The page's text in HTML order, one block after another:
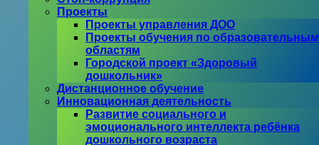
Проекты
Проекты управления ДОО
Проекты обучения по образовательным
областям
Городской проект «Здоровый
дошкольник»
Дистанционное обучение
Инновационная деятельность
Развитие социального и
эмоционального интеллекта ребёнка
дошкольного возраста